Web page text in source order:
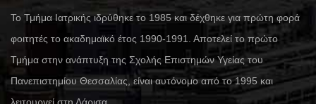
Το Τμήμα Ιατρικής ιδρύθηκε το 1985 και δέχθηκε για πρώτη φορά
φοιτητές το ακαδημαϊκό έτος 1990-1991. Αποτελεί το πρώτο
Τμήμα στην ανάπτυξη της Σχολής Επιστημών Υγείας του
Πανεπιστημίου Θεσσαλίας, είναι αυτόνομο από το 1995 και